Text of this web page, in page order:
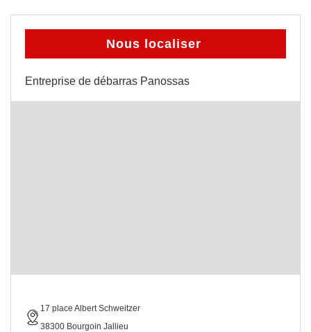
Nous localiser
Entreprise de débarras Panossas
17 place Albert Schweitzer
38300 Bourgoin Jallieu